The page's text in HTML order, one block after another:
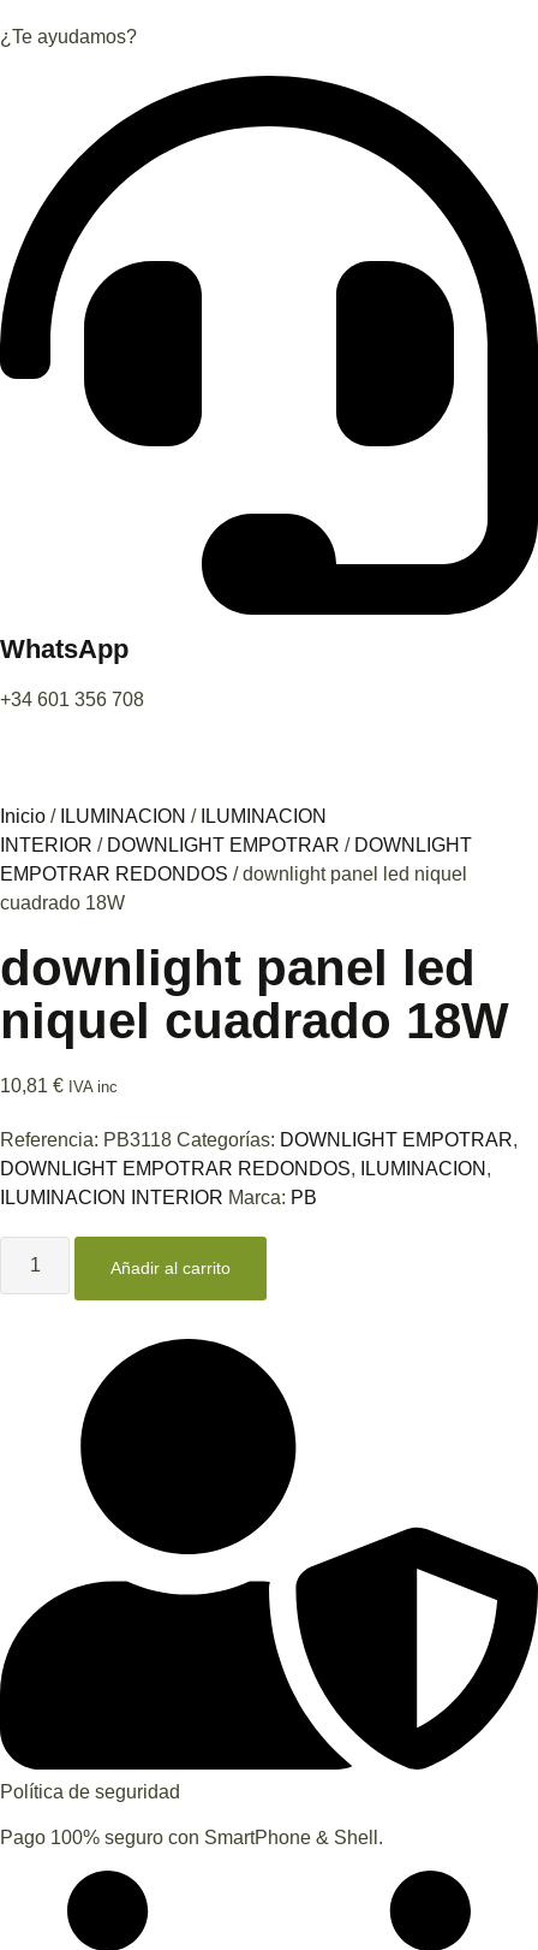
¿Te ayudamos?
WhatsApp
+34 601 356 708
Inicio / ILUMINACION / ILUMINACION
INTERIOR / DOWNLIGHT EMPOTRAR / DOWNLIGHT
EMPOTRAR REDONDOS / downlight panel led niquel
cuadrado 18W
downlight panel led
niquel cuadrado 18W
10,81 € IVA inc
Referencia: PB3118 Categorías: DOWNLIGHT EMPOTRAR,
DOWNLIGHT EMPOTRAR REDONDOS, ILUMINACION ,
ILUMINACION INTERIOR Marca: PB
downlight
panel
Añadir al carrito
Política de seguridad
Pago 100% seguro con SmartPhone & Shell.